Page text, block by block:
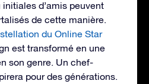
d’amis peuvent
de cette manière.
du Online Star
est transformé en une
son genre. Un chef-
pour des générations.